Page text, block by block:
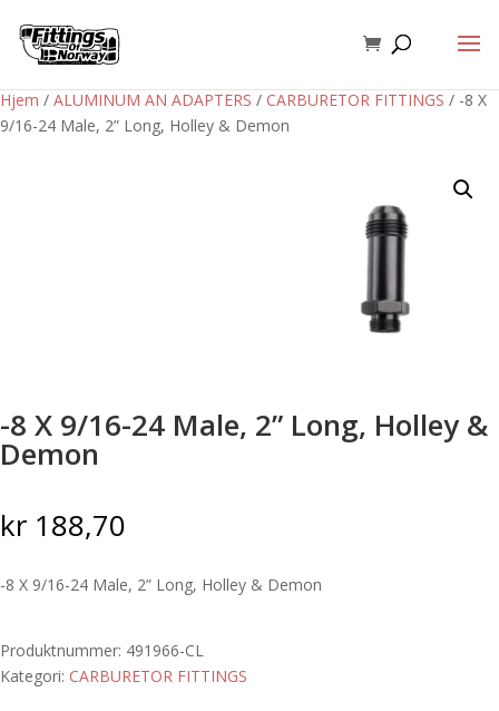
Hjem / ALUMINUM AN ADAPTERS / CARBURETOR FITTINGS / -8 X
9/16-24 Male, 2” Long, Holley & Demon
-8 X 9/16-24 Male, 2” Long, Holley &
Demon
kr 188,70
-8 X 9/16-24 Male, 2” Long, Holley & Demon
Produktnummer: 491966-CL
Kategori: CARBURETOR FITTINGS